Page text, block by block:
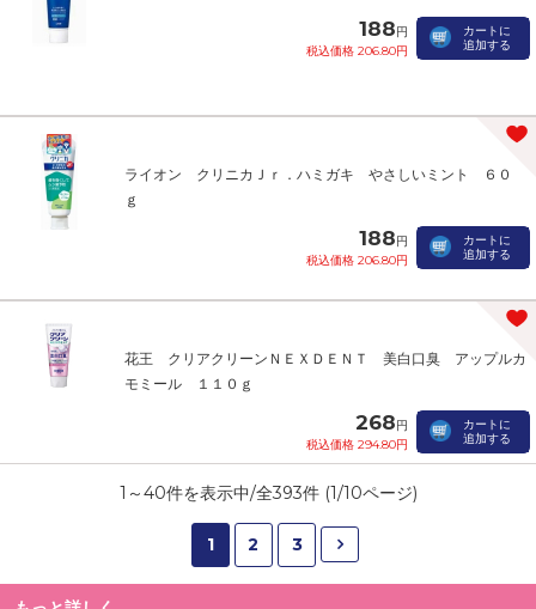
188円
税込価格 206.80円
カートに
追加する
ライオン クリニカＪｒ．ハミガキ やさしいミント ６０
ｇ
188円
税込価格 206.80円
カートに
追加する
花王 クリアクリーンＮＥＸＤＥＮＴ 美白口臭 アップルカ
モミール １１０ｇ
268円
税込価格 294.80円
カートに
追加する
1 ～40件を表示中/全393件 (1/10ページ)
1 2 3